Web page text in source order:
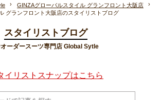
GINZAグローバルスタイル グランフロント大阪店
グランフロント大阪店のスタイリストブログ
スタイリストブログ
ーダースーツ専門店 Global Sytle
イリストスナップはこちら